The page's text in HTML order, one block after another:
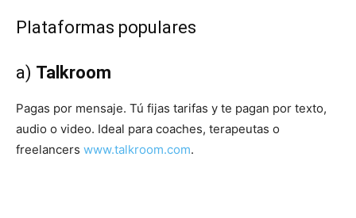
Plataformas populares
a) Talkroom
Pagas por mensaje. Tú fijas tarifas y te pagan por texto,
audio o video. Ideal para coaches, terapeutas o
freelancers www.talkroom.com.